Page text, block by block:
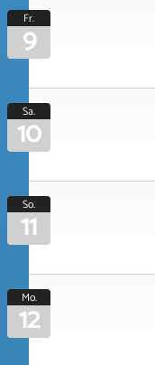
Fr.
9
Sa.
10
So.
11
Mo.
12